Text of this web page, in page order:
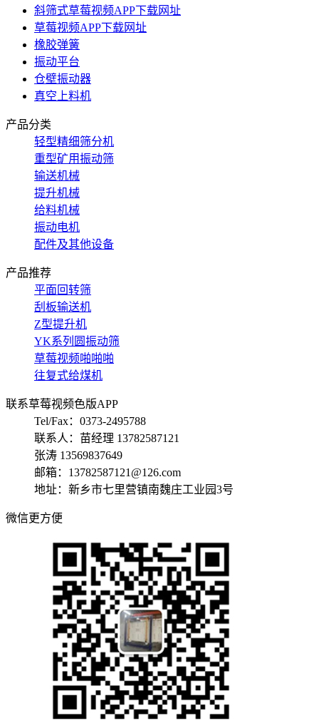
斜筛式草莓视频APP下载网址
草莓视频APP下载网址
橡胶弹簧
振动平台
仓壁振动器
真空上料机
产品分类
轻型精细筛分机
重型矿用振动筛
输送机械
提升机械
给料机械
振动电机
配件及其他设备
产品推荐
平面回转筛
刮板输送机
Z型提升机
YK系列圆振动筛
草莓视频啪啪啪
往复式给煤机
联系草莓视频色版APP
Tel/Fax：0373-2495788
联系人：苗经理 13782587121
张涛 13569837649
邮箱：13782587121@126.com
地址：新乡市七里营镇南魏庄工业园3号
微信更方便